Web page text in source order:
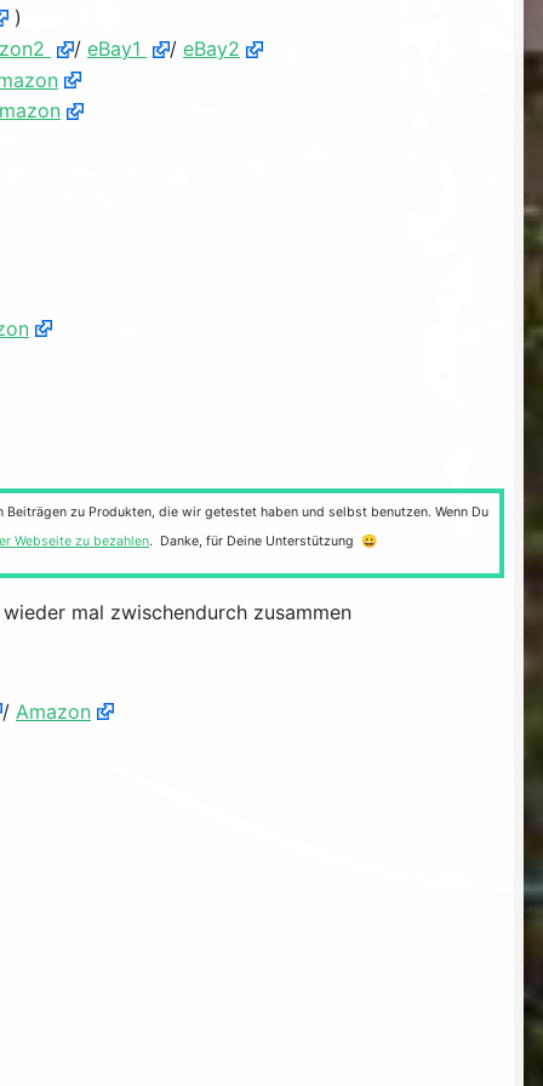
)
/ eBay1 / eBay2
Beiträgen zu Produkten, die wir getestet haben und selbst benutzen. Wenn Du
Webseite zu bezahlen. Danke, für Deine Unterstützung 😀
mal zwischendurch zusammen
/ Amazon